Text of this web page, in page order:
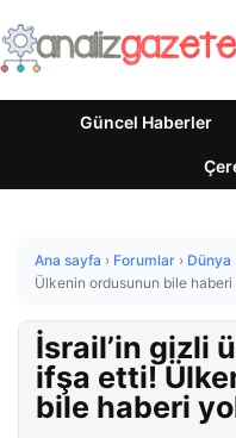
Güncel Haberler
Ana sayfa › Forumlar › Dünya
Ülkenin ordusunun bile
İsrail’in gizli
ifşa etti!
bile haberi